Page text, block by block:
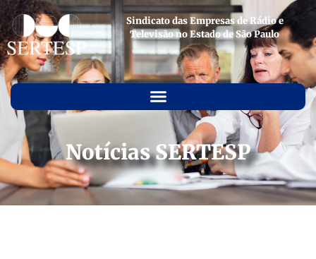
Sindicato das Empresas de Rádio e
Televisão no Estado de São Paulo
Notícias SERTESP